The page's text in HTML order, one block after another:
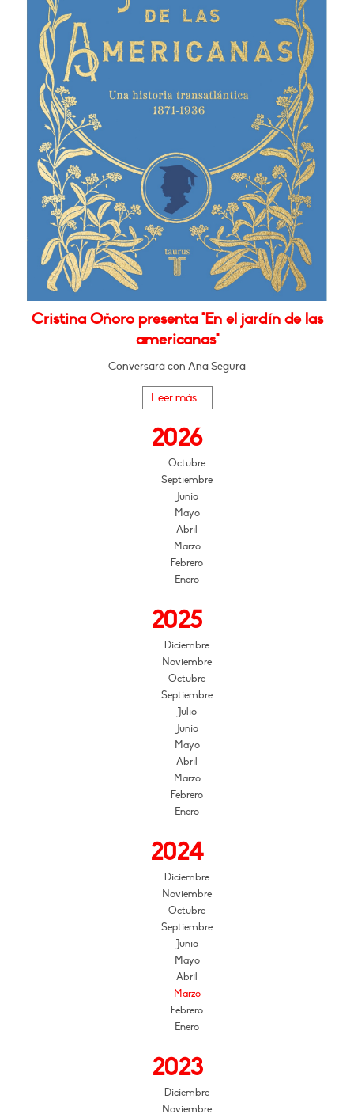
Cristina Oñoro presenta "En el jardín de las
americanas"
Conversará con Ana Segura
Leer más...
2026
Octubre
Septiembre
Junio
Mayo
Abril
Marzo
Febrero
Enero
2025
Diciembre
Noviembre
Octubre
Septiembre
Julio
Junio
Mayo
Abril
Marzo
Febrero
Enero
2024
Diciembre
Noviembre
Octubre
Septiembre
Junio
Mayo
Abril
Marzo
Febrero
Enero
2023
Diciembre
Noviembre